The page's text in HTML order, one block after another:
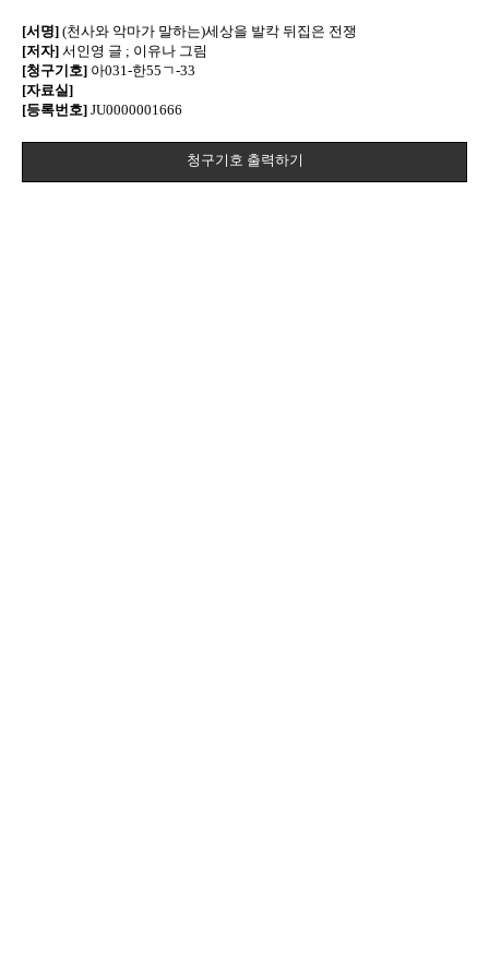
[서명] (천사와 악마가 말하는)세상을 발칵 뒤집은 전쟁
[저자] 서인영 글 ; 이유나 그림
[청구기호] 아031-한55ㄱ-33
[자료실]
[등록번호] JU0000001666
청구기호 출력하기